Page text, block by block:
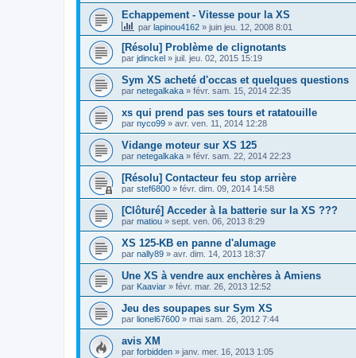
Echappement - Vitesse pour la XS
par lapinou4162 » juin jeu. 12, 2008 8:01
[Résolu] Problème de clignotants
par jdinckel » juil. jeu. 02, 2015 15:19
Sym XS acheté d'occas et quelques questions
par netegalkaka » févr. sam. 15, 2014 22:35
xs qui prend pas ses tours et ratatouille
par nyco99 » avr. ven. 11, 2014 12:28
Vidange moteur sur XS 125
par netegalkaka » févr. sam. 22, 2014 22:23
[Résolu] Contacteur feu stop arrière
par stef6800 » févr. dim. 09, 2014 14:58
[Clôturé] Acceder à la batterie sur la XS ???
par matiou » sept. ven. 06, 2013 8:29
XS 125-KB en panne d'alumage
par nally89 » avr. dim. 14, 2013 18:37
Une XS à vendre aux enchères à Amiens
par Kaaviar » févr. mar. 26, 2013 12:52
Jeu des soupapes sur Sym XS
par lionel67600 » mai sam. 26, 2012 7:44
avis XM
par forbidden » janv. mer. 16, 2013 1:05